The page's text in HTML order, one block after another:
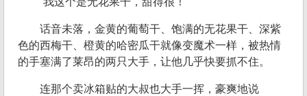
话音未落，金黄的葡萄干、饱满的无花果干、深紫
色的西梅干、橙黄的哈密瓜干就像变魔术一样，被热情
的手塞满了莱昂的两只大手，让他几乎快要抓不住。
连那个卖冰箱贴的大叔也大手一挥，豪爽地说